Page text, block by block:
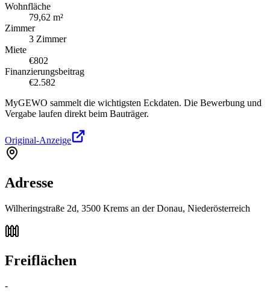
Wohnfläche
79,62 m²
Zimmer
3 Zimmer
Miete
€802
Finanzierungsbeitrag
€2.582
MyGEWO sammelt die wichtigsten Eckdaten. Die Bewerbung und
Vergabe laufen direkt beim Bauträger.
Original-Anzeige
Adresse
Wilheringstraße 2d, 3500 Krems an der Donau, Niederösterreich
Freiflächen
-